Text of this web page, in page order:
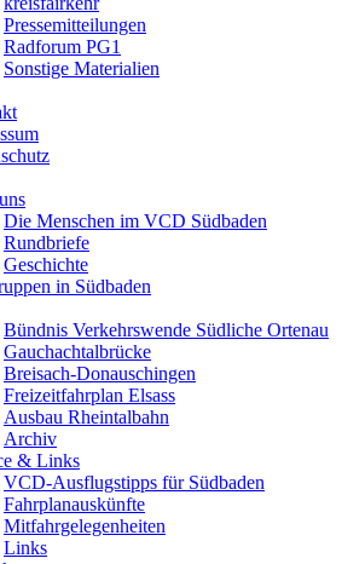
Pressemitteilungen
Radforum PG1
Sonstige Materialien
Die Menschen im VCD Südbaden
Rundbriefe
Geschichte
in Südbaden
Bündnis Verkehrswende Südliche Ortenau
Gauchachtalbrücke
Breisach-Donauschingen
Freizeitfahrplan Elsass
Ausbau Rheintalbahn
Archiv
& Links
VCD-Ausflugstipps für Südbaden
Fahrplanauskünfte
Mitfahrgelegenheiten
Links